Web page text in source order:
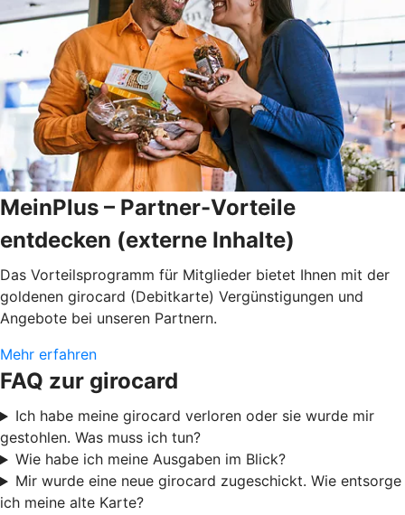
MeinPlus – Partner-Vorteile
entdecken (externe Inhalte)
Das Vorteilsprogramm für Mitglieder bietet Ihnen mit der
goldenen girocard (Debitkarte) Vergünstigungen und
Angebote bei unseren Partnern.
Mehr erfahren
FAQ zur girocard
Ich habe meine girocard verloren oder sie wurde mir
gestohlen. Was muss ich tun?
Wie habe ich meine Ausgaben im Blick?
Mir wurde eine neue girocard zugeschickt. Wie entsorge
ich meine alte Karte?